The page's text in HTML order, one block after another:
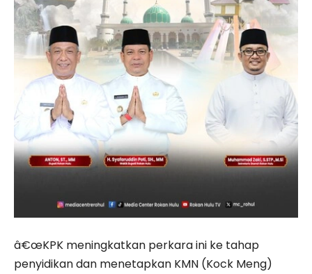
â€œKPK meningkatkan perkara ini ke tahap
penyidikan dan menetapkan KMN (Kock Meng)